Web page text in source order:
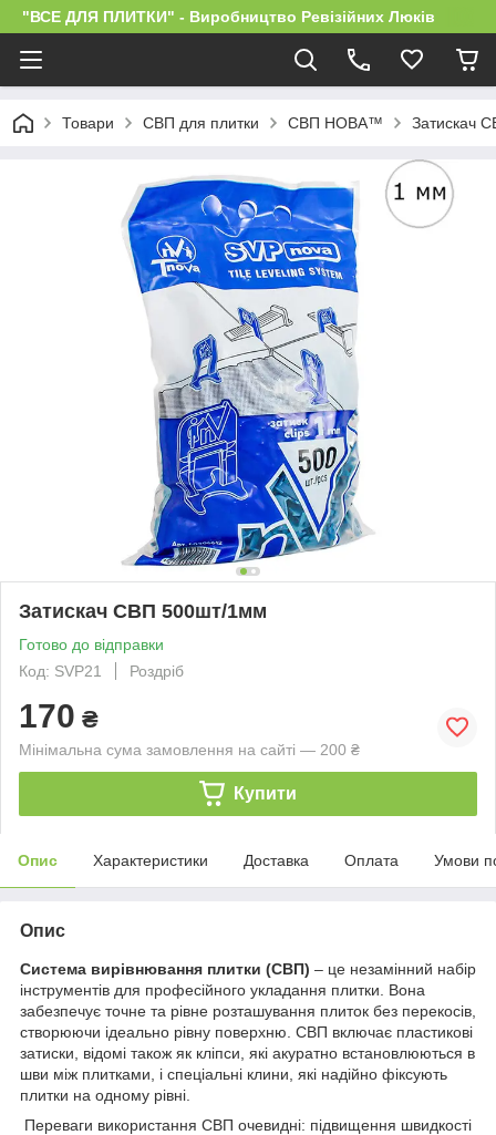
"ВСЕ ДЛЯ ПЛИТКИ" - Виробництво Ревізійних Люків
Товари СВП для плитки СВП НОВА™ Затискач
Затискач СВП 500шт/1мм
Готово до відправки
Код: SVP21
Роздріб
170 ₴
Мінімальна сума замовлення на сайті — 200 ₴
Купити
Опис Характеристики Доставка Оплата Умови
Опис
Система вирівнювання плитки (СВП) – це незамінний набір
інструментів для професійного укладання плитки. Вона
забезпечує точне та рівне розташування плиток без перекосів,
створюючи ідеально рівну поверхню. СВП включає пластикові
затиски, відомі також як кліпси, які акуратно встановлюються в
шви між плитками, і спеціальні клини, які надійно фіксують
плитки на одному рівні.
Переваги використання СВП очевидні: підвищення швидкості